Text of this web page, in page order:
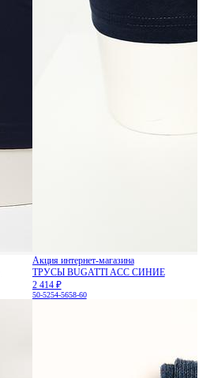
Акция интернет-магазина
ТРУСЫ BUGATTI ACC СИНИЕ
2 414 ₽
50-5254-5658-60